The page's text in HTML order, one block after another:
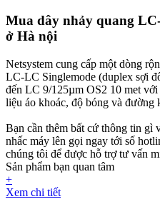
Mua dây nhảy quang
ở Hà nội
Netsystem cung cấp một dòng
LC-LC Singlemode (duplex sợi
đến LC 9/125µm OS2 10 met
liệu áo khoác, độ bóng và đường
Bạn cần thêm bất cứ thông tin gì
nhấc máy lên gọi ngay tới số
chúng tôi để được hỗ trợ tư vấn
Sản phẩm bạn quan tâm
+
Xem chi tiết